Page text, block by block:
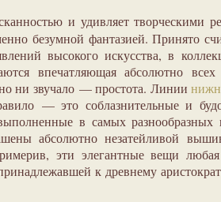
и удивляет творческими
безумной фантазией. Принято
высокого искусства, в
впечатляющая абсолютно всех
ни звучало — простота. Линии
— это соблазнительные и
в самых разнообразных
абсолютно незатейливой
эти элегантные вещи
к древнему